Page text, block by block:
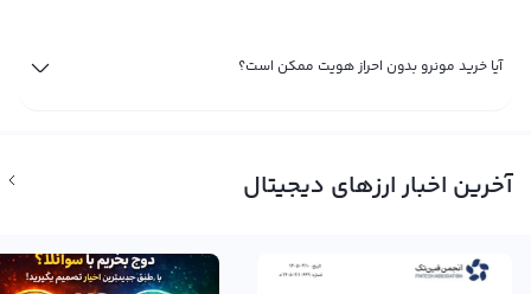
خرید مونرو در ایران و تبدیل تومان به مونرو در صرافی ارز دیجیتال رابکس در چند
قدم انجام می‌شود. در ابتدا باید ثبت نام و احراز هویت کنید. سپس تومان خود را
شما شارژ شد به تب معامله بروید. در صورتی که قصد تبدیل تومان به مونرو را دارید،
آیا خرید مونرو بدون احراز هویت ممکن است؟
آخرین اخبار ارزهای دیجیتال